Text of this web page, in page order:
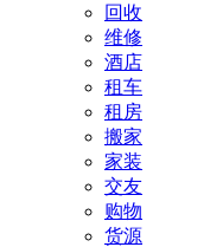
回收
维修
酒店
租车
租房
搬家
家装
交友
购物
货源